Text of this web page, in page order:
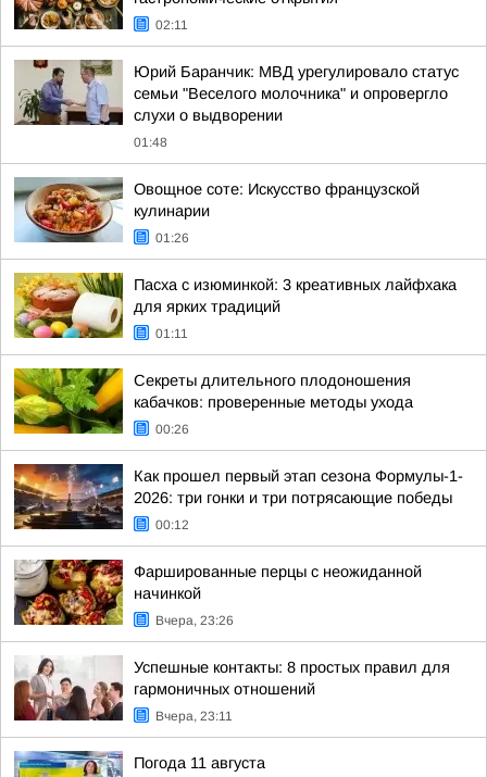
02:11
Юрий Баранчик: МВД урегулировало статус
семьи "Веселого молочника" и опровергло
слухи о выдворении
01:48
Овощное соте: Искусство французской
кулинарии
01:26
Пасха с изюминкой: 3 креативных лайфхака
для ярких традиций
01:11
Секреты длительного плодоношения
кабачков: проверенные методы ухода
00:26
Как прошел первый этап сезона Формулы-1-
2026: три гонки и три потрясающие победы
00:12
Фаршированные перцы с неожиданной
начинкой
Вчера, 23:26
Успешные контакты: 8 простых правил для
гармоничных отношений
Вчера, 23:11
Погода 11 августа